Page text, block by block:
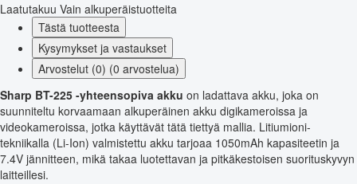
Laatutakuu Vain alkuperäistuotteita
Tästä tuotteesta
Kysymykset ja vastaukset
Arvostelut (0) (0 arvostelua)
Sharp BT-225 -yhteensopiva akku on ladattava akku, joka on
suunniteltu korvaamaan alkuperäinen akku digikameroissa ja
videokameroissa, jotka käyttävät tätä tiettyä mallia. Litiumioni-
tekniikalla (Li-Ion) valmistettu akku tarjoaa 1050mAh kapasiteetin ja
7.4V jännitteen, mikä takaa luotettavan ja pitkäkestoisen suorituskyvyn
laitteillesi.